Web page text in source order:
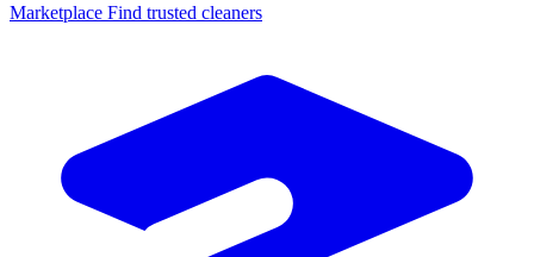
Marketplace Find trusted cleaners